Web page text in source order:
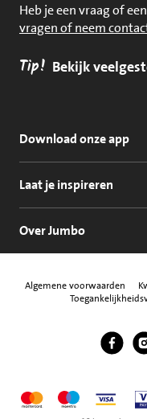
Heb je een vraag of
vragen of neem
Tip! Bekijk
Download onze app
Laat je inspireren
Over Jumbo
Algemene voorwaarden
Volg ons
Jumbo
MastercardMaestroVisa